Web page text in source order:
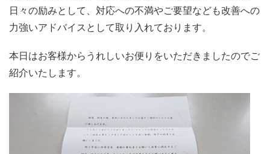
日々の励みとして、対応への不満やご要望なども改善への
力強いアドバイスとして取り入れております。
本日はお客様からうれしいお便りをいただきましたのでご
紹介いたします。